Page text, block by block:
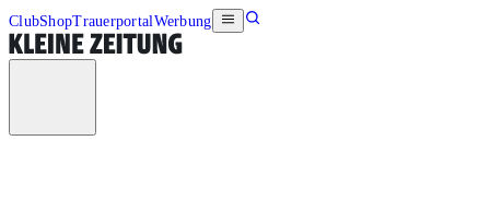
ClubShopTrauerportalWerbung